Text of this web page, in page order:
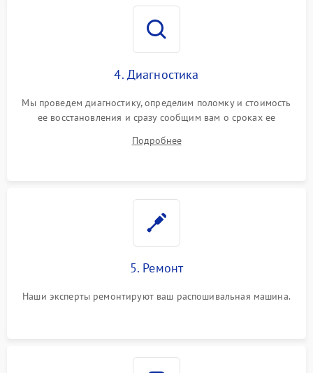
4. Диагностика
Мы проведем диагностику, определим поломку и стоимость
ее восстановления и сразу сообщим вам о сроках ее
Подробнее
5. Ремонт
Наши эксперты ремонтируют ваш распошивальная машина.